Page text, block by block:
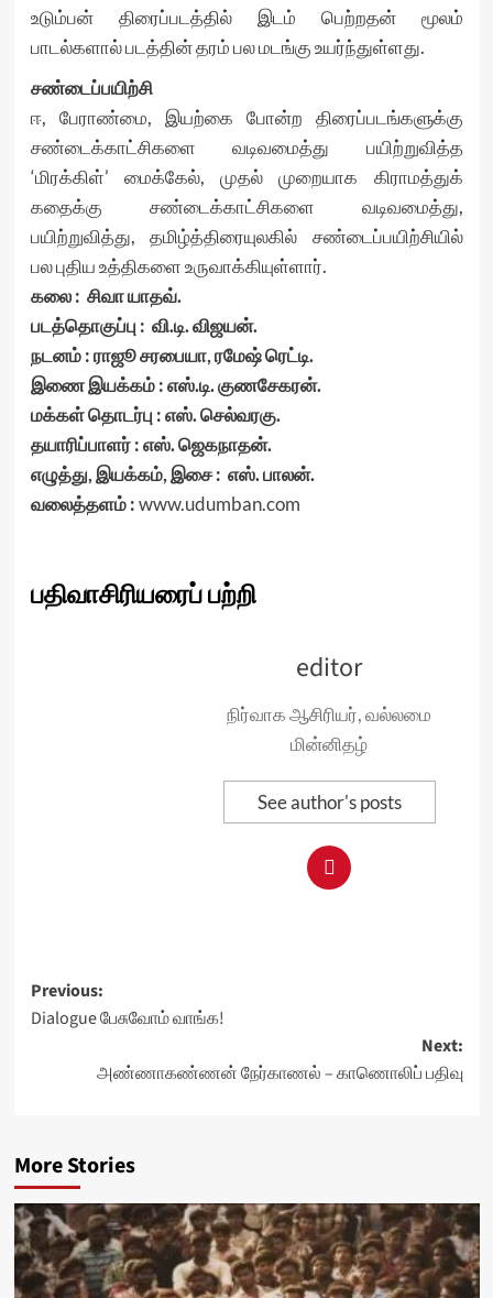
உடும்பன் திரைப்படத்தில் இடம் பெற்றதன் மூலம்
பாடல்களால் படத்தின் தரம் பல மடங்கு உயர்ந்துள்ளது.
சண்டைப்பயிற்சி
ஈ, பேராண்மை, இயற்கை போன்ற திரைப்படங்களுக்கு
சண்டைக்காட்சிகளை வடிவமைத்து பயிற்றுவித்த
‘மிரக்கிள்’ மைக்கேல், முதல் முறையாக கிராமத்துக்
கதைக்கு சண்டைக்காட்சிகளை வடிவமைத்து,
பயிற்றுவித்து, தமிழ்த்திரையுலகில் சண்டைப்பயிற்சியில்
பல புதிய உத்திகளை உருவாக்கியுள்ளார்.
கலை : சிவா யாதவ்.
படத்தொகுப்பு : வி.டி. விஜயன்.
நடனம் : ராஜூ சரபையா, ரமேஷ் ரெட்டி.
இணை இயக்கம் : எஸ்.டி. குணசேகரன்.
மக்கள் தொடர்பு : எஸ். செல்வரகு.
தயாரிப்பாளர் : எஸ். ஜெகநாதன்.
எழுத்து, இயக்கம், இசை : எஸ். பாலன்.
வலைத்தளம் :www.udumban.com
பதிவாசிரியரைப் பற்றி
editor
நிர்வாக ஆசிரியர், வல்லமை
மின்னிதழ்
See author's posts
Post
navigation
Previous:
Dialogue பேசுவோம் வாங்க!
Next:
அண்ணாகண்ணன் நேர்காணல் – காணொலிப் பதிவு
More Stories